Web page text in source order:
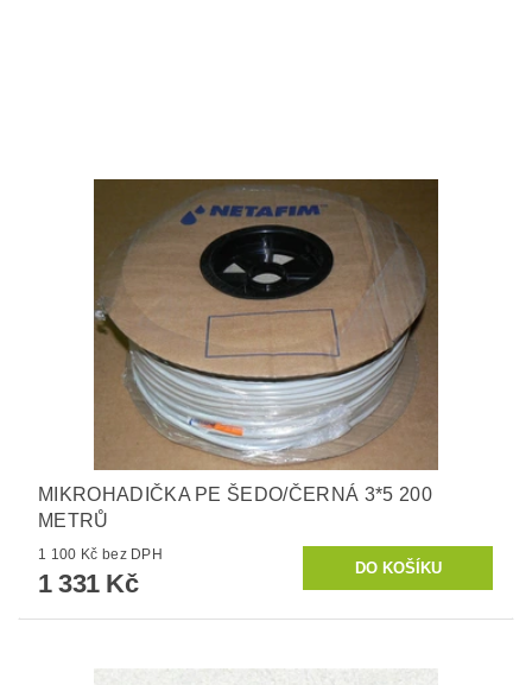
MIKROHADIČKA PE ŠEDO/ČERNÁ 3*5 200
METRŮ
1 100 Kč bez DPH
1 331 Kč